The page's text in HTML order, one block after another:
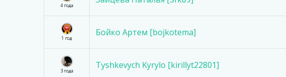
4 года
1 год
Бойко Артем [bojkotema]
3 года
Tyshkevych Kyrylo [kirillyt22801]